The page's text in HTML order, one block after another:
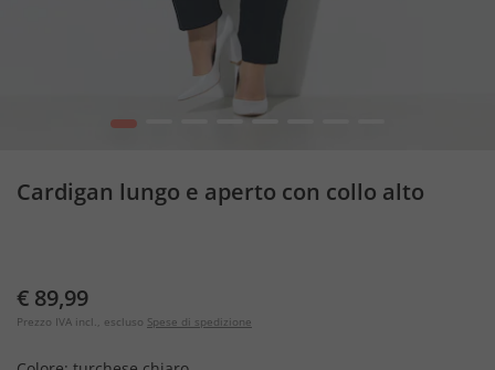
1
Cardigan lungo e aperto con collo alto
€ 89,99
Prezzo IVA incl., escluso Spese di spedizione